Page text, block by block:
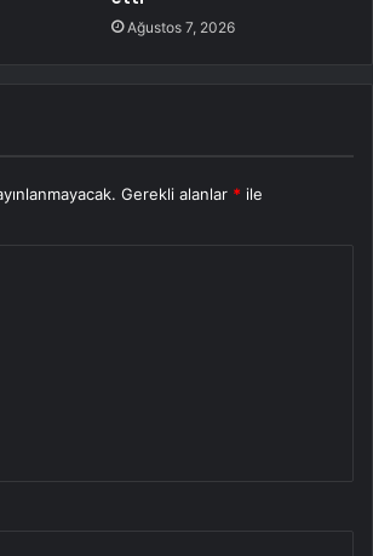
Ağustos 7, 2026
Gerekli alanlar * ile